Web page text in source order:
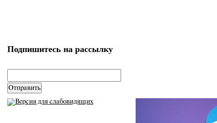
Подпишитесь на рассылку